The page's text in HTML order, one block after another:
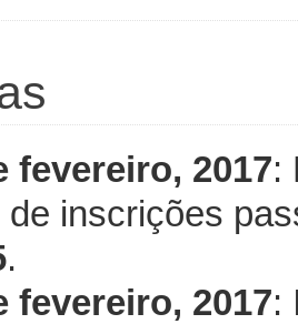
fevereiro, 2017:
de inscrições
.
fevereiro, 2017: